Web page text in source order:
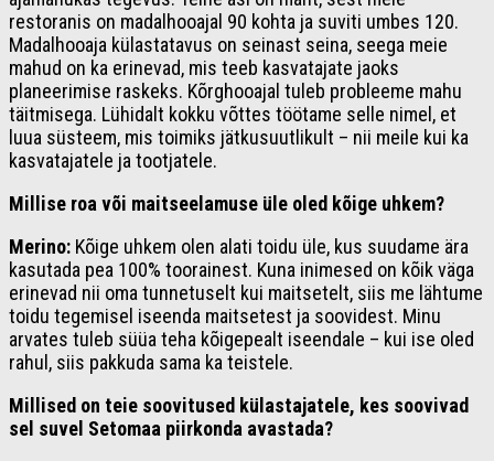
restoranis on madalhooajal 90 kohta ja suviti umbes 120.
Madalhooaja külastatavus on seinast seina, seega meie
mahud on ka erinevad, mis teeb kasvatajate jaoks
planeerimise raskeks. Kõrghooajal tuleb probleeme mahu
täitmisega. Lühidalt kokku võttes töötame selle nimel, et
luua süsteem, mis toimiks jätkusuutlikult – nii meile kui ka
kasvatajatele ja tootjatele.
Millise roa või maitseelamuse üle oled kõige uhkem?
Merino: Kõige uhkem olen alati toidu üle, kus suudame ära
kasutada pea 100% toorainest. Kuna inimesed on kõik väga
erinevad nii oma tunnetuselt kui maitsetelt, siis me lähtume
toidu tegemisel iseenda maitsetest ja soovidest. Minu
arvates tuleb süüa teha kõigepealt iseendale – kui ise oled
rahul, siis pakkuda sama ka teistele.
Millised on teie soovitused külastajatele, kes soovivad
sel suvel Setomaa piirkonda avastada?